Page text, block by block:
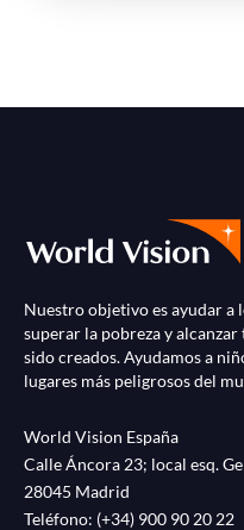
Nuestro objetivo es ayudar a
superar la pobreza y
sido creados. Ayudamos a
lugares más peligrosos del
World Vision España
Calle Áncora 23; local esq.
28045 Madrid
Teléfono: (+34) 900 90 20 22